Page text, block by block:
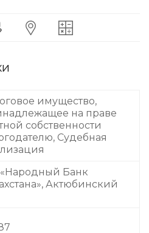
имущество,
на праве
собственности
Судебная
Банк
Актюбинский